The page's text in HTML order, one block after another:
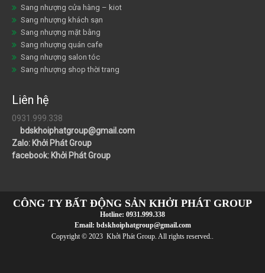
Sang nhượng cửa hàng – kiot
Sang nhượng khách sạn
Sang nhượng mặt bằng
Sang nhượng quán cafe
Sang nhượng salon tóc
Sang nhượng shop thời trang
Liên hệ
0931.999.338
bdskhoiphatgroup@gmail.com
Zalo: Khởi Phát Group
facebook: Khởi Phát Group
CÔNG TY BẤT ĐỘNG SẢN KHỞI PHÁT GROUP
Hotline: 0931.999.338
Email: bdskhoiphatgroup@gmail.com
Copyright © 2023 Khởi Phát Group. All rights reserved..